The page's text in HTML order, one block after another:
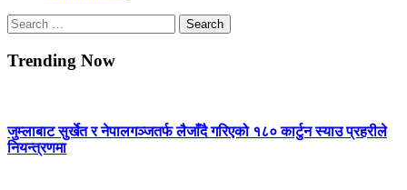
Search
for:
Trending Now
जुम्लाबाट सुर्खेत र नेपालगञ्जतर्फ लैजाँदै गरिएको १८० कार्टुन स्याउ प्रहरीले
नियन्त्रणमा